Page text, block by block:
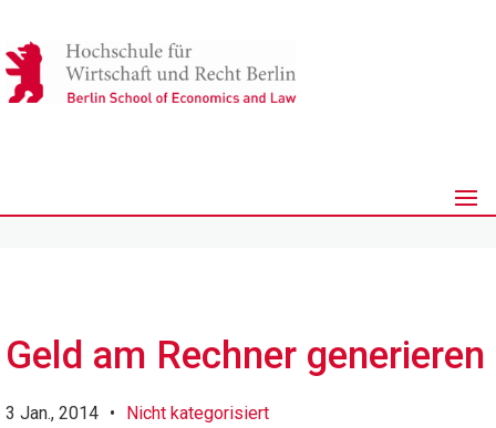
Geld am Rechner generieren
3 Jan., 2014 • Nicht kategorisiert